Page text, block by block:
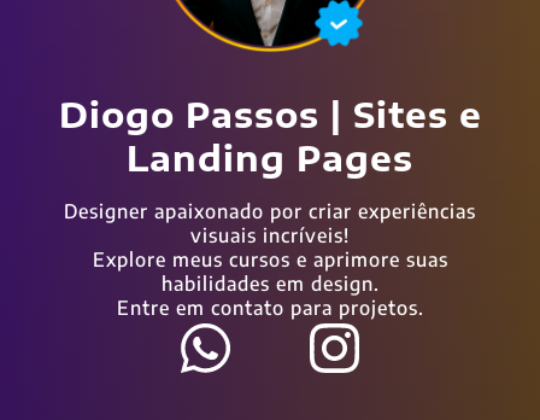
Diogo Passos | Sites e
Landing Pages
Designer apaixonado por criar experiências
visuais incríveis!
Explore meus cursos e aprimore suas
habilidades em design.
Entre em contato para projetos.